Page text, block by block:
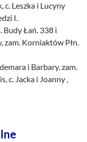
Leszka i Lucyny
I.
Budy Łań. 338 i
zam. Korniaktów Płn.
i Barbary, zam.
c. Jacka i Joanny ,